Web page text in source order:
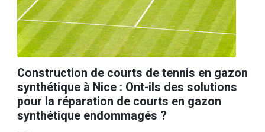
Construction de courts de tennis en gazon
synthétique à Nice : Ont-ils des solutions
pour la réparation de courts en gazon
synthétique endommagés ?